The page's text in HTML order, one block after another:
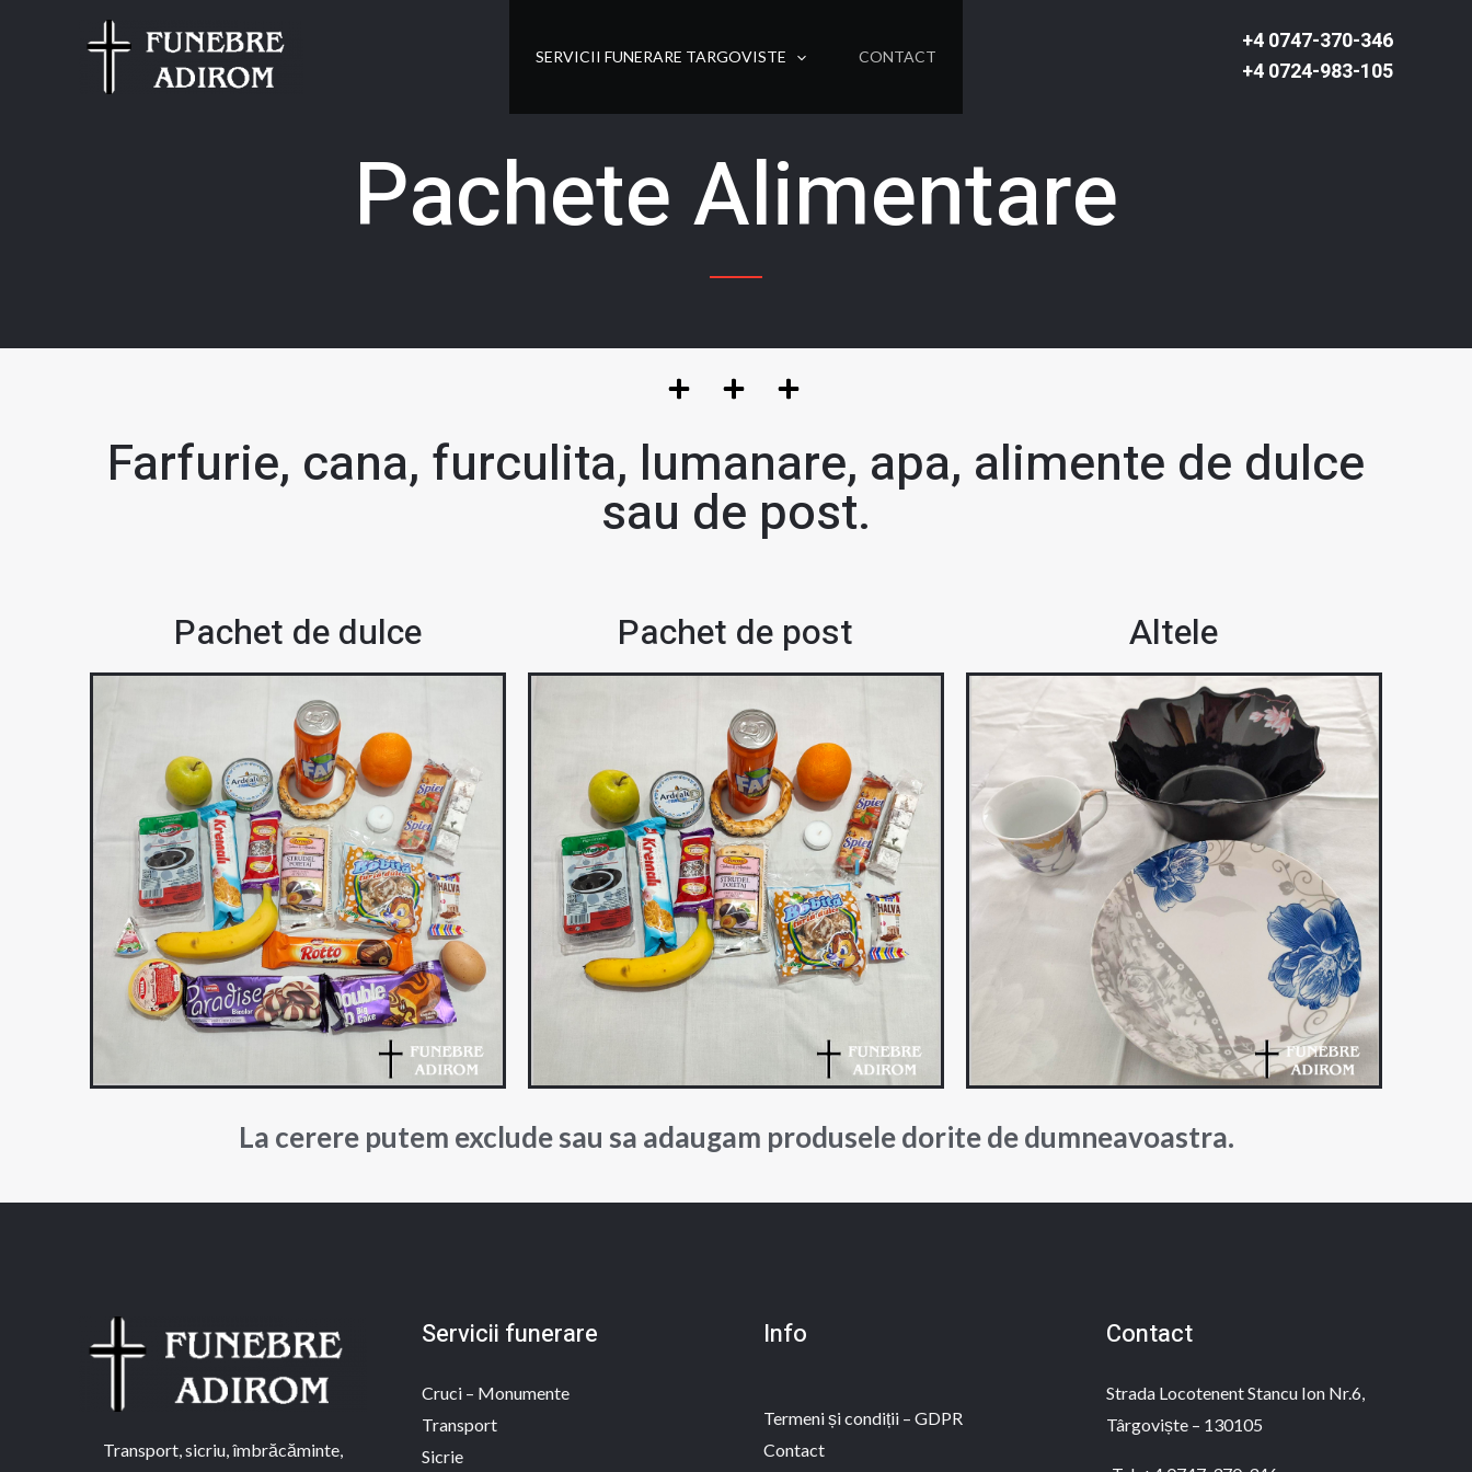
SERVICII FUNERARE TARGOVISTE CONTACT
+4 0747-370-346
+4 0724-983-105
Pachete Alimentare
Farfurie, cana, furculita, lumanare, apa, alimente de dulce
sau de post.
Pachet de dulce Pachet de post Altele
La cerere putem exclude sau sa adaugam produsele dorite de dumneavoastra.
Transport, sicriu, îmbrăcăminte,
Servicii funerare
Cruci – Monumente
Transport
Sicrie
Info
Termeni și condiții – GDPR
Contact
Contact
Strada Locotenent Stancu Ion Nr.6,
Târgoviște – 130105